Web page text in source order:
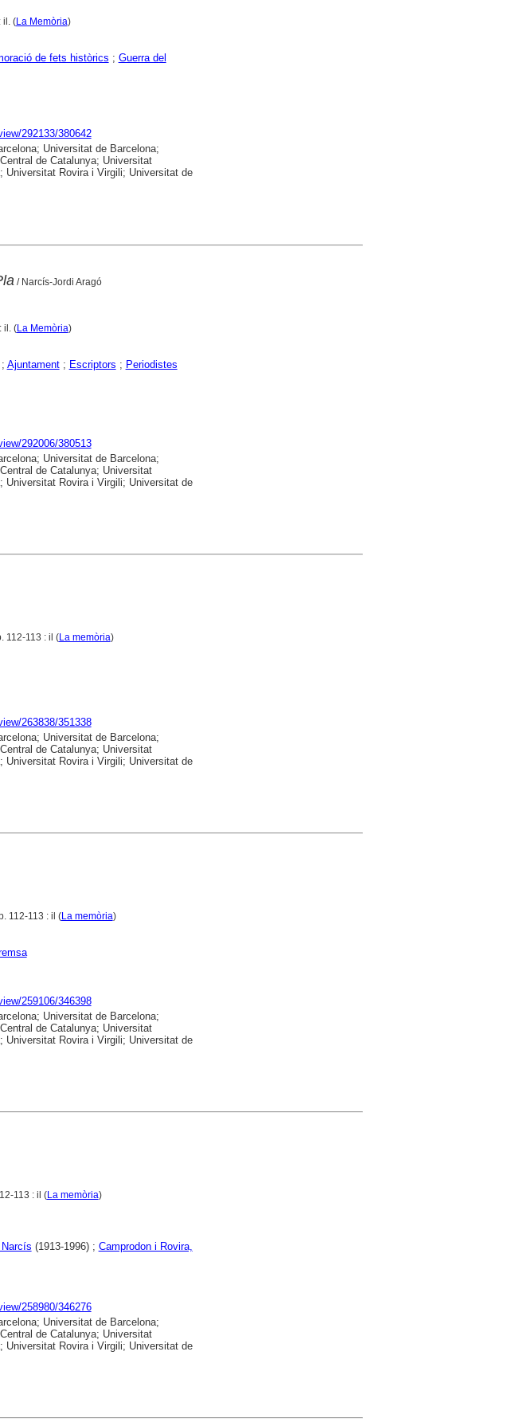
il. (La Memòria)
de fets històrics ; Guerra del
292133/380642
Universitat de Barcelona;
de Catalunya; Universitat
Universitat Rovira i Virgili; Universitat de
/ Narcís-Jordi Aragó
il. (La Memòria)
Ajuntament; Escriptors ; Periodistes
292006/380513
Universitat de Barcelona;
de Catalunya; Universitat
Universitat Rovira i Virgili; Universitat de
112-113 : il (La memòria)
263838/351338
Universitat de Barcelona;
de Catalunya; Universitat
Universitat Rovira i Virgili; Universitat de
112-113 : il (La memòria)
259106/346398
Universitat de Barcelona;
de Catalunya; Universitat
Universitat Rovira i Virgili; Universitat de
113 : il (La memòria)
(1913-1996) ; Camprodon i Rovira,
258980/346276
Universitat de Barcelona;
de Catalunya; Universitat
Universitat Rovira i Virgili; Universitat de